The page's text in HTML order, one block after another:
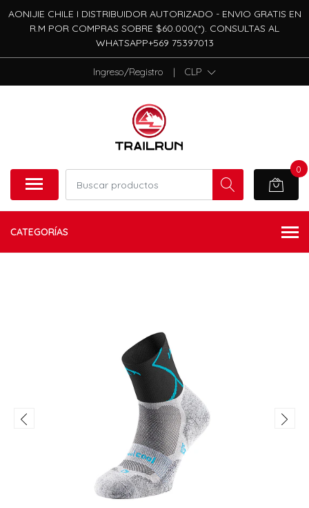
AONIJIE CHILE I DISTRIBUIDOR AUTORIZADO - ENVIO GRATIS EN
R.M POR COMPRAS SOBRE $60.000(*). CONSULTAS AL
WHATSAPP+569 75397013
Ingreso/Registro | CLP
0
CATEGORÍAS